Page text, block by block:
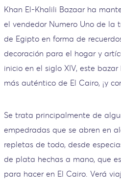
Khan El-Khalili Bazaar ha
el vendedor Numero Uno de la
de Egipto en forma de
decoración para el hogar y
inicio en el siglo XIV, este
más auténtico de El Cairo, ¡y
Se trata principalmente de
empedradas que se abren en
repletas de todo, desde
de plata hechas a mano, que
para hacer en El Cairo. Verá